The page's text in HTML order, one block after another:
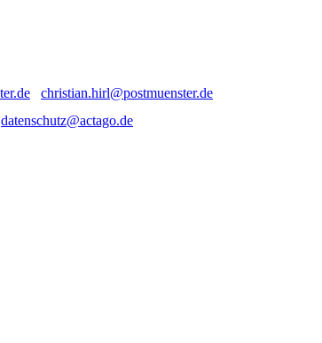
christian.hirl@postmuenster.de
datenschutz@actago.de